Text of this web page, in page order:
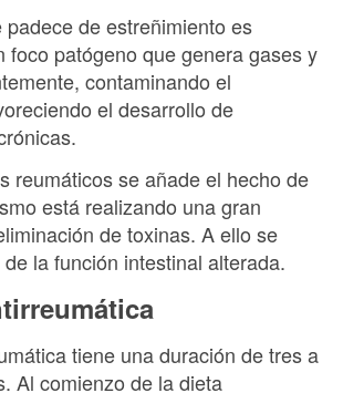
padece de estreñimiento es
foco patógeno que genera gases y
contaminando el
el desarrollo de
reumáticos se añade el hecho de
está realizando una gran
de toxinas. A ello se
la función intestinal alterada.
tiene una duración de tres a
Al comienzo de la dieta